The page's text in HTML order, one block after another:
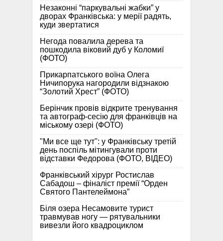
Незаконні “паркувальні жабки” у
дворах Франківська: у мерії радять,
куди звертатися
Негода повалила дерева та
пошкодила віковий дуб у Коломиї
(ФОТО)
Прикарпатського воїна Олега
Ничипорука нагородили відзнакою
“Золотий Хрест” (ФОТО)
Берінчик провів відкрите тренування
та автограф-сесію для франківців на
міському озері (ФОТО)
"Ми все ще тут": у Франківську третій
день поспіль мітингували проти
відставки Федорова (ФОТО, ВІДЕО)
Франківський хірург Ростислав
Сабадош – фіналіст премії “Орден
Святого Пантелеймона”
Біля озера Несамовите турист
травмував ногу — рятувальники
вивезли його квадроциклом